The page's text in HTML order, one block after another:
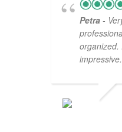
Petra -
organized.
impressive.